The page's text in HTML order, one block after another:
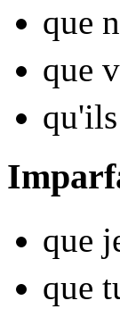
que
que
qu'ils
que
que